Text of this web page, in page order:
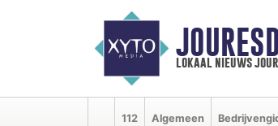
lokaal nieuws
112 Algemeen